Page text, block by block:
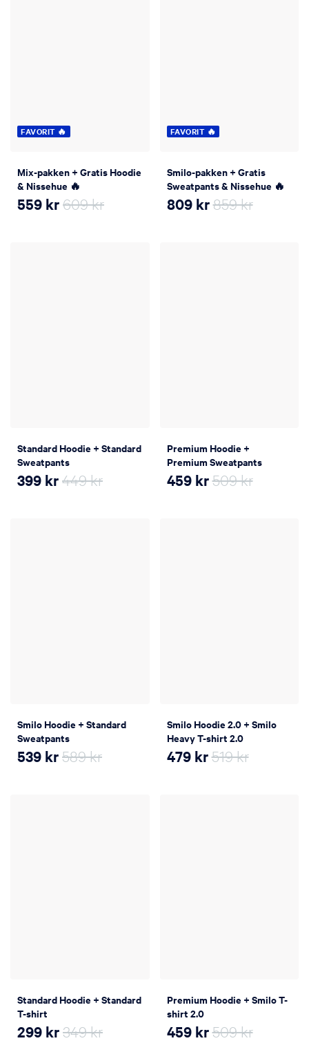
FAVORIT 🔥
Mix-pakken + Gratis Hoodie
& Nissehue 🔥
559 kr609 kr
FAVORIT 🔥
Smilo-pakken + Gratis
Sweatpants & Nissehue 🔥
809 kr859 kr
Standard Hoodie + Standard
Sweatpants
399 kr449 kr
Premium Hoodie +
Premium Sweatpants
459 kr509 kr
Smilo Hoodie + Standard
Sweatpants
539 kr589 kr
Smilo Hoodie 2.0 + Smilo
Heavy T-shirt 2.0
479 kr519 kr
Standard Hoodie + Standard
T-shirt
299 kr349 kr
Premium Hoodie + Smilo T-
shirt 2.0
459 kr509 kr